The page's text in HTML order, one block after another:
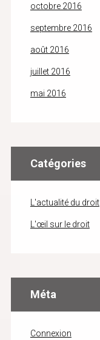
octobre 2016
septembre 2016
août 2016
juillet 2016
mai 2016
Catégories
L'actualité du droit
L'œil sur le droit
Méta
Connexion